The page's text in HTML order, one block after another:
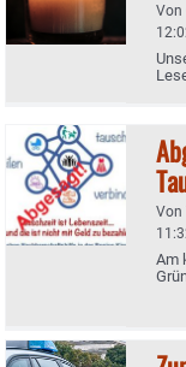
Von
Von
Am